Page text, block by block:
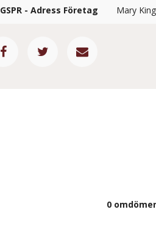
GSPR - Adress Företag Mary
0